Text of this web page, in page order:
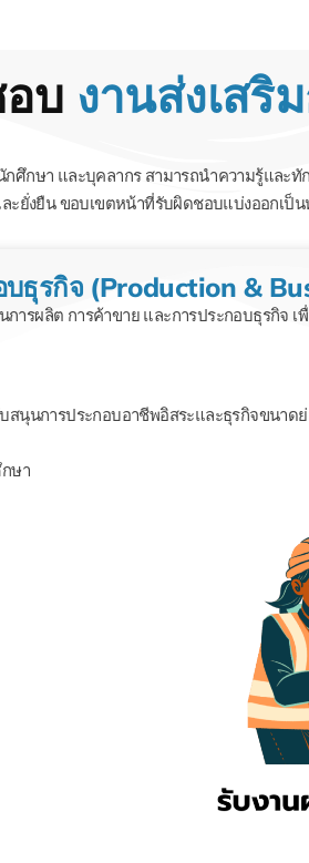
บ งานส่งเสริ
ศึกษา และบุคลากร สามารถนำความรู้และทั
ะยั่งยืนขอบเขตหน้าที่รับผิดชอบแบ่งออกเป็
บธุรกิจ (Production &
รผลิต การค้าขาย และการประกอบธุรกิจ เพื่
สนุนการประกอบอาชีพอิสระและธุรกิจขนาด
ษา